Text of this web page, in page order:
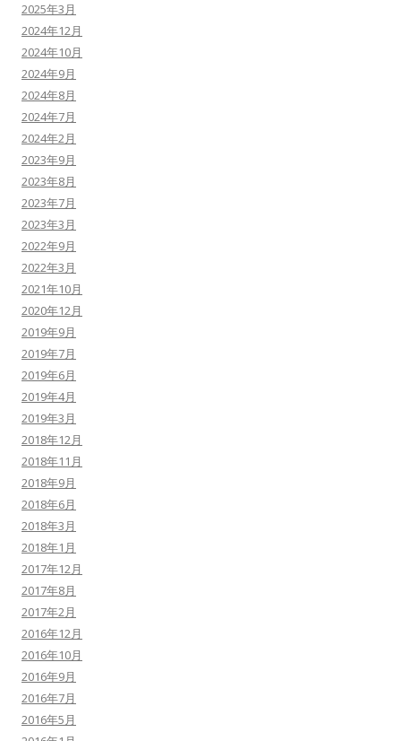
2025年3月
2024年12月
2024年10月
2024年9月
2024年8月
2024年7月
2024年2月
2023年9月
2023年8月
2023年7月
2023年3月
2022年9月
2022年3月
2021年10月
2020年12月
2019年9月
2019年7月
2019年6月
2019年4月
2019年3月
2018年12月
2018年11月
2018年9月
2018年6月
2018年3月
2018年1月
2017年12月
2017年8月
2017年2月
2016年12月
2016年10月
2016年9月
2016年7月
2016年5月